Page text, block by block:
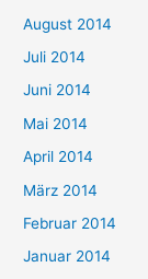
August 2014
Juli 2014
Juni 2014
Mai 2014
April 2014
März 2014
Februar 2014
Januar 2014